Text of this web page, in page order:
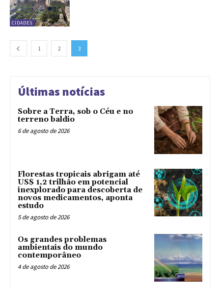
CIDADES
1 2 3
Últimas notícias
Sobre a Terra, sob o Céu e no
terreno baldio
6 de agosto de 2026
Florestas tropicais abrigam até
US$ 1,2 trilhão em potencial
inexplorado para descoberta de
novos medicamentos, aponta
estudo
5 de agosto de 2026
Os grandes problemas
ambientais do mundo
contemporâneo
4 de agosto de 2026